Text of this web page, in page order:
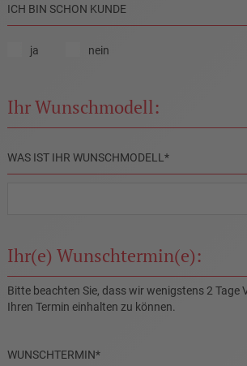
ICH BIN SCHON KUNDE
ja nein
Ihr Wunschmodell:
PFLICHTFELD
WAS IST IHR WUNSCHMODELL *
Ihr(e) Wunschtermin(e):
Bitte beachten Sie, dass wir wenigstens 2 Tage
Ihren Termin einhalten zu können.
PFLICHTFELD
WUNSCHTERMIN*